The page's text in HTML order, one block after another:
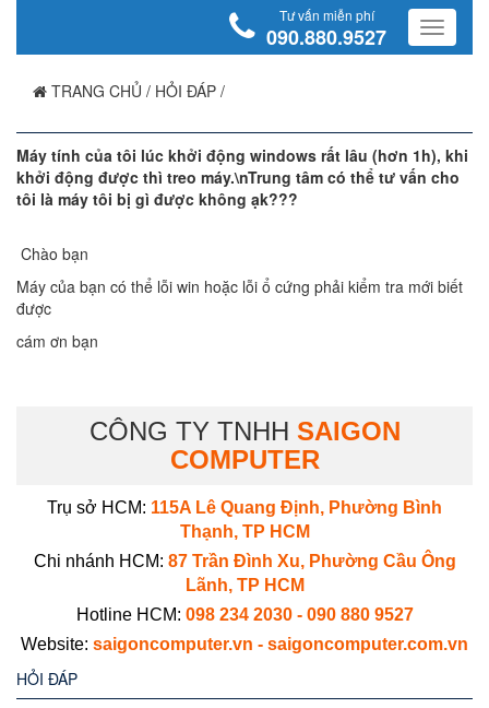
Tư vấn miễn phí
090.880.9527
TRANG CHỦ / HỎI ĐÁP /
Máy tính của tôi lúc khởi động windows rất lâu (hơn 1h), khi
khởi động được thì treo máy.\nTrung tâm có thể tư vấn cho
tôi là máy tôi bị gì được không ạk???
Chào bạn
Máy của bạn có thể lỗi win hoặc lỗi ổ cứng phải kiểm tra mới biết
được
cám ơn bạn
CÔNG TY TNHH SAIGON
COMPUTER
Trụ sở HCM: 115A Lê Quang Định, Phường Bình
Thạnh, TP HCM
Chi nhánh HCM: 87 Trần Đình Xu, Phường Cầu Ông
Lãnh, TP HCM
Hotline HCM: 098 234 2030 - 090 880 9527
Website: saigoncomputer.vn - saigoncomputer.com.vn
HỎI ĐÁP